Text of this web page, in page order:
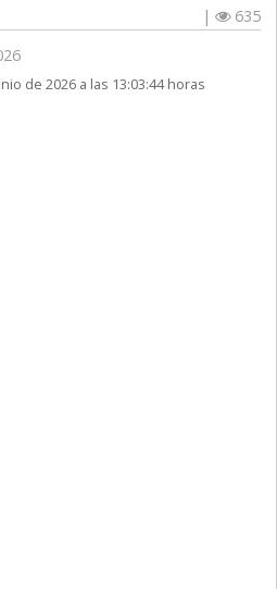
|
635
de 2026 a las 13:03:44 horas